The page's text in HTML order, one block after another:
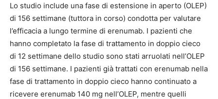
Lo studio include una fase di estensione in aperto (OLEP)
di 156 settimane (tuttora in corso) condotta per valutare
l’efficacia a lungo termine di erenumab. I pazienti che
hanno completato la fase di trattamento in doppio cieco
di 12 settimane dello studio sono stati arruolati nell’OLEP
di 156 settimane. I pazienti già trattati con erenumab nella
fase di trattamento in doppio cieco hanno continuato a
ricevere erenumab 140 mg nell’OLEP, mentre quelli